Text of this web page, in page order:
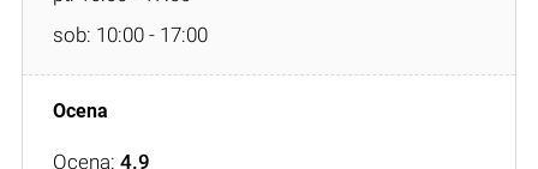
sob: 10:00 - 17:00
Ocena: 4.9